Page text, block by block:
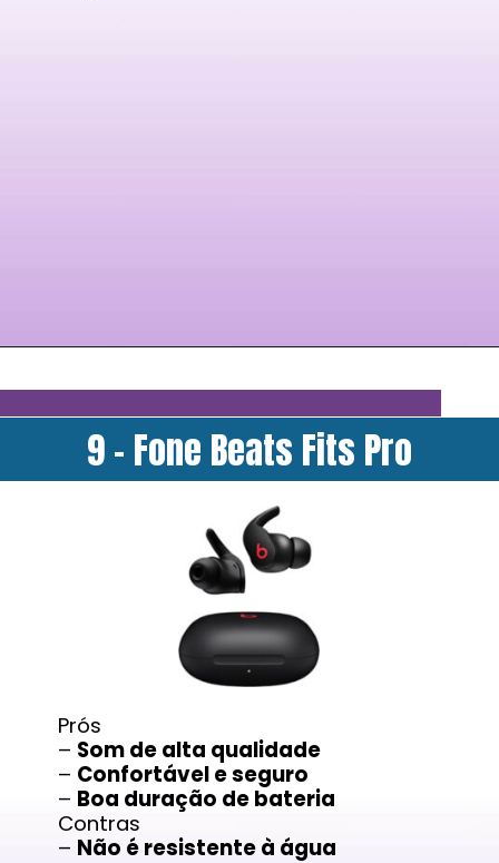
9 - Fone Beats Fits Pro
Prós
– Som de alta qualidade
– Confortável e seguro
– Boa duração de bateria
Contras
– Não é resistente à água